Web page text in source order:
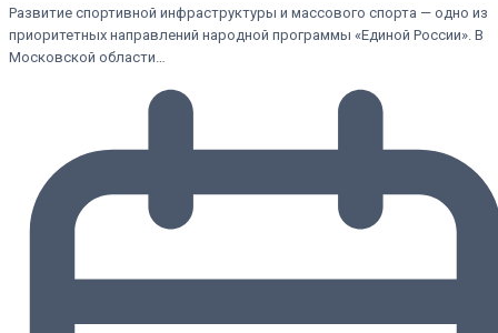
Развитие спортивной инфраструктуры и массового спорта — одно из
приоритетных направлений народной программы «Единой России». В
Московской области…